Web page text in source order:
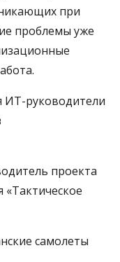
при
проблемы уже
ИТ-руководители
проекта
самолеты